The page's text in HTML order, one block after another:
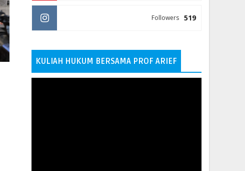
519
Followers
KULIAH HUKUM BERSAMA PROF ARIEF